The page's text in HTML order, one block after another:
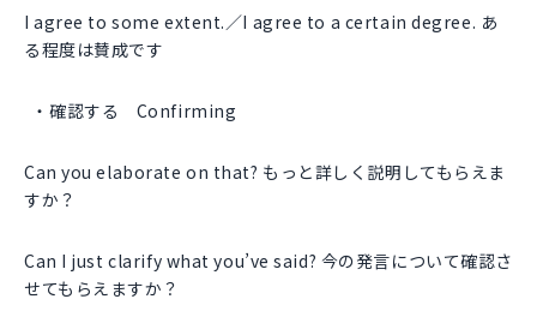
I agree to some extent.／I agree to a certain degree. あ
る程度は賛成です
確認する Confirming
Can you elaborate on that? もっと詳しく説明してもらえま
すか？
Can I just clarify what you’ve said? 今の発言について確認さ
せてもらえますか？